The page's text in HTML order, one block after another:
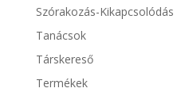
Szórakozás-Kikapcsolódás
Tanácsok
Társkereső
Termékek